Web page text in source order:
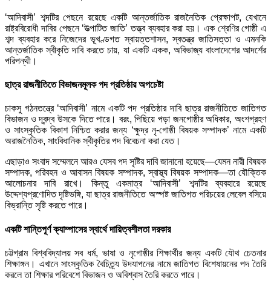
‘আদিবাসী’ শব্দটির পেছনে রয়েছে একটি আন্তর্জাতিক রাজনৈতিক প্রেক্ষাপট, যেখানে
রাষ্ট্রবিরোধী দাবির পেছনে ‘উত্পাটিত জাতি’ তত্ত্ব ব্যবহার করা হয়। এক শ্রেণির গোষ্ঠী এ
শব্দ ব্যবহার করে নিজেদের ভূখণ্ডগত স্বায়ত্তশাসন, স্বতন্ত্র জাতিসত্তা ও এমনকি
আন্তর্জাতিক স্বীকৃতি দাবি করতে চায়, যা একটি একক, অবিভাজ্য বাংলাদেশের আদর্শের
পরিপন্থী।
ছাত্র রাজনীতিতে বিভাজনমূলক পদ প্রতিষ্ঠার অপচেষ্টা
চাকসু গঠনতন্ত্রে ‘আদিবাসী’ নামে একটি পদ প্রতিষ্ঠার দাবি ছাত্র রাজনীতিতে জাতিগত
বিভাজন ও দ্বন্দ্ব উসকে দিতে পারে। বরং, পিছিয়ে পড়া জনগোষ্ঠীর অধিকার, অংশগ্রহণ
ও সাংস্কৃতিক বিকাশ নিশ্চিত করার জন্য ‘ক্ষুদ্র নৃ-গোষ্ঠী বিষয়ক সম্পাদক’ নামে একটি
অরাজনৈতিক, সাংবিধানিক স্বীকৃতির পদ বিবেচনা করা যেত।
এছাড়াও সংবাদ সম্মেলনে আরও যেসব পদ সৃষ্টির দাবি জানানো হয়েছে—যেমন নারী বিষয়ক
সম্পাদক, পরিবহন ও আবাসন বিষয়ক সম্পাদক, স্বাস্থ্য বিষয়ক সম্পাদক—তা যৌক্তিক
আলোচনার দাবি রাখে। কিন্তু একমাত্র ‘আদিবাসী’ শব্দটির ব্যবহারে রয়েছে
উদ্দেশ্যপ্রণোদিত দৃষ্টিভঙ্গি, যা ছাত্র রাজনীতিতে অস্পষ্ট জাতিগত পরিচয়ের লেবেল বসিয়ে
বিভ্রান্তি সৃষ্টি করতে পারে।
একটি শান্তিপূর্ণ ক্যাম্পাসের স্বার্থে দায়িত্বশীলতা দরকার
চট্টগ্রাম বিশ্ববিদ্যালয় সব ধর্ম, ভাষা ও নৃগোষ্ঠীর শিক্ষার্থীর জন্য একটি যৌথ চেতনার
শিক্ষাঙ্গন। এখানে সাংস্কৃতিক বৈচিত্র্য উদযাপনের নামে জাতিগত বিশেষায়নের পদ তৈরি
করলে তা শিক্ষার পরিবেশে বিভাজন ও অবিশ্বাস তৈরি করতে পারে।